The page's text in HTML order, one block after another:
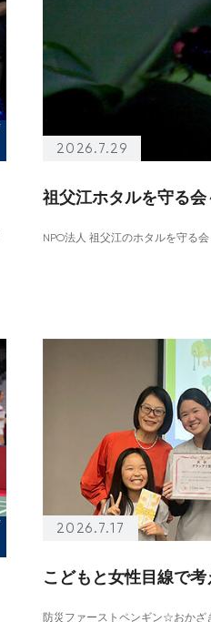
2026.7.29
祖父江ホタルを守る
NPO法人 祖父江のホタルを守る
2026.7.17
こどもと女性目線で
防災ファーストペンギン☆おか